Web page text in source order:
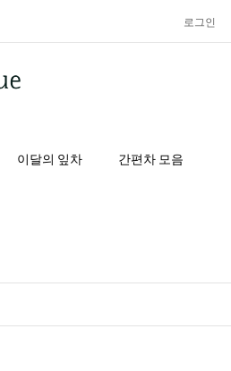
로그인
이달의 잎차 간편차 모음